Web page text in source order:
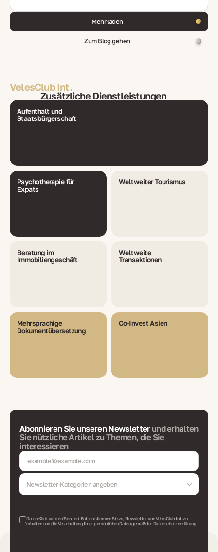
Mehr laden
Zum Blog gehen
VelesClub Int.
Zusätzliche Dienstleistungen
Aufenthalt und
Staatsbürgerschaft
Psychotherapie für
Expats
Weltweiter Tourismus
Beratung im
Immobiliengeschäft
Weltweite
Transaktionen
Mehrsprachige
Dokumentübersetzung
Co-Invest Asien
Abonnieren Sie unseren Newsletterund erhalten
Sie nützliche Artikel zu Themen, die Sie
interessieren
Newsletter-Kategorien angeben
Durch Klick auf den 'Senden'-Button stimmen Sie zu, Newsletter von VelesClub Int. zu
erhalten und die Verarbeitung Ihrer persönlichen Daten gemäßder Datenschutzerklärung